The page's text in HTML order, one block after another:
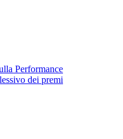
Performance
dei premi